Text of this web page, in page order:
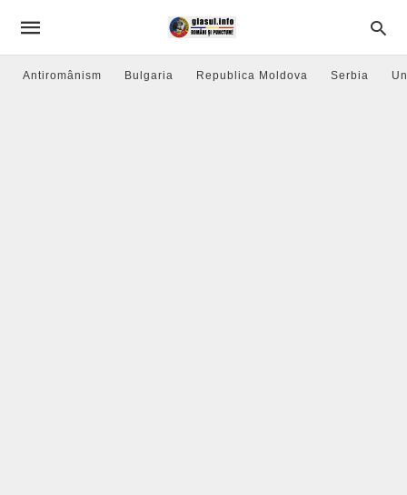
Antiromânism Bulgaria Republica Moldova Serbia